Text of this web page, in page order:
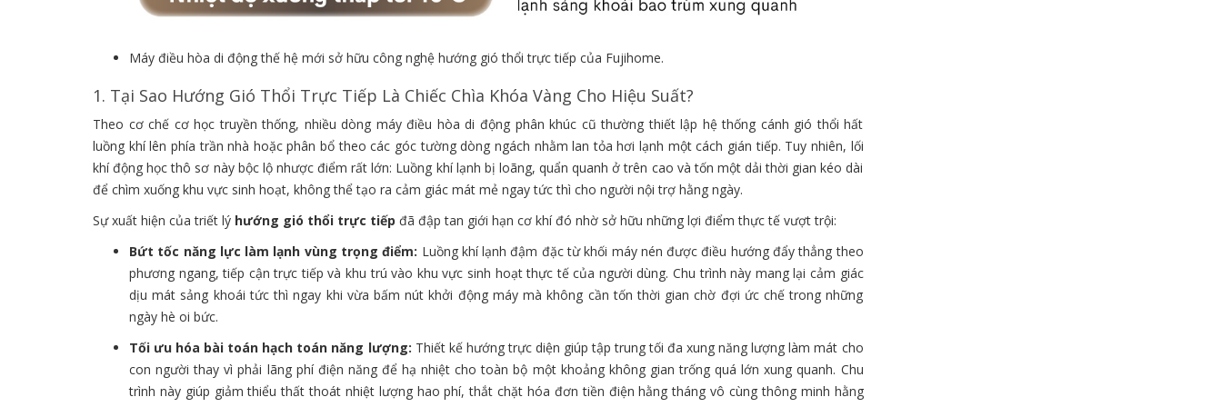
Máy điều hòa di động thế hệ mới sở hữu công nghệ hướng gió thổi trực tiếp của Fujihome.
1. Tại Sao Hướng Gió Thổi Trực Tiếp Là Chiếc Chìa Khóa Vàng Cho Hiệu Suất?
Theo cơ chế cơ học truyền thống, nhiều dòng máy điều hòa di động phân khúc cũ thường thiết lập hệ thống cánh gió thổi hất
luồng khí lên phía trần nhà hoặc phân bổ theo các góc tường dòng ngách nhằm lan tỏa hơi lạnh một cách gián tiếp. Tuy nhiên, lối
khí động học thô sơ này bộc lộ nhược điểm rất lớn: Luồng khí lạnh bị loãng, quẩn quanh ở trên cao và tốn một dải thời gian kéo dài
để chìm xuống khu vực sinh hoạt, không thể tạo ra cảm giác mát mẻ ngay tức thì cho người nội trợ hằng ngày.
Sự xuất hiện của triết lý hướng gió thổi trực tiếp đã đập tan giới hạn cơ khí đó nhờ sở hữu những lợi điểm thực tế vượt trội:
Bứt tốc năng lực làm lạnh vùng trọng điểm: Luồng khí lạnh đậm đặc từ khối máy nén được điều hướng đẩy thẳng theo
phương ngang, tiếp cận trực tiếp và khu trú vào khu vực sinh hoạt thực tế của người dùng. Chu trình này mang lại cảm giác
dịu mát sảng khoái tức thì ngay khi vừa bấm nút khởi động máy mà không cần tốn thời gian chờ đợi ức chế trong những
ngày hè oi bức.
Tối ưu hóa bài toán hạch toán năng lượng: Thiết kế hướng trực diện giúp tập trung tối đa xung năng lượng làm mát cho
con người thay vì phải lãng phí điện năng để hạ nhiệt cho toàn bộ một khoảng không gian trống quá lớn xung quanh. Chu
trình này giúp giảm thiểu thất thoát nhiệt lượng hao phí, thắt chặt hóa đơn tiền điện hằng tháng vô cùng thông minh hằng